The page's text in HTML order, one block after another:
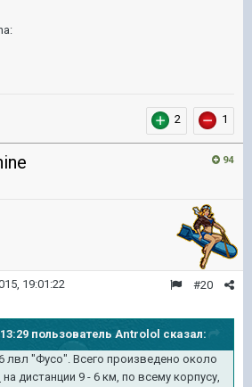
2 1
94
#20
19:01:22
пользователь Antrolol сказал:
лвл "Фусо". Всего произведено около
на дистанции 9 - 6 км, по всему корпусу,